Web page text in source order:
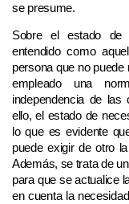
se presume.
Sobre el estado de
entendido como
persona que no
empleado una
independencia de las
ello, el estado de
lo que es evidente
puede exigir de otro
Además, se trata de
para que se actualice
en cuenta la